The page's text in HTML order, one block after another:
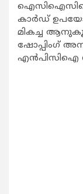
ഐസിഐസിഐ
കാര്‍ഡ്
മികച്ച
ഷോപ്പിംഗ്
എന്‍പിസിഐ